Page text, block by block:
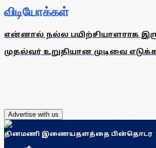
விடியோக்கள்
என்னால் நல்ல பயிற்சியாளராக
முதல்வர் உறுதியான முடிவை எடுக்க
Advertise with us
தினமணி இணையதளத்தை பின்தொடர